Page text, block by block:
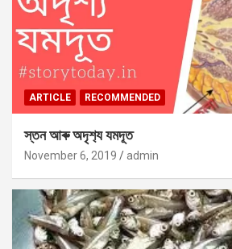
ARTICLE RECOMMENDED
স্তন আৰু অদৃশ‍্য যমদূত
November 6, 2019 admin